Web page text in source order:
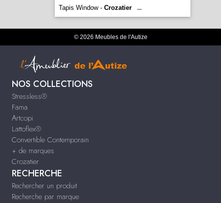
Tapis Window - Crozatier ...
© 2026 Meubles de l'Autize
NOS COLLECTIONS
Stressless®
Fama
Artcopi
Lattoflex®
Convertible Contemporain
+ de marques
Crozatier
RECHERCHE
Rechercher un produit
Recherche par marque